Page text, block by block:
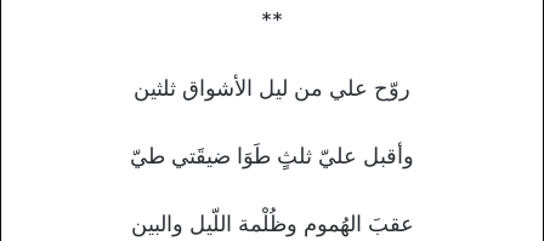
**
روّح علي من ليل الأشواق ثلثين
وأقبل عليّ ثلثٍ طَوَا ضيقَتي طيّ
عقبَ الهُموم وظُلْمة اللّيل والبين